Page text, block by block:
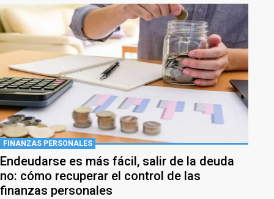
FINANZAS PERSONALES
Endeudarse es más fácil, salir de la deuda
no: cómo recuperar el control de las
finanzas personales